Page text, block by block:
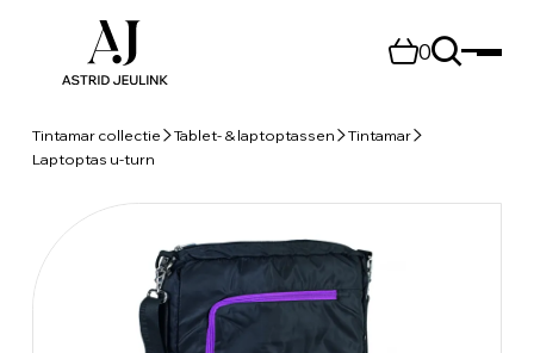
0
Tintamar collectie Tablet- & laptoptassen
Tintamar
Laptoptas u-turn